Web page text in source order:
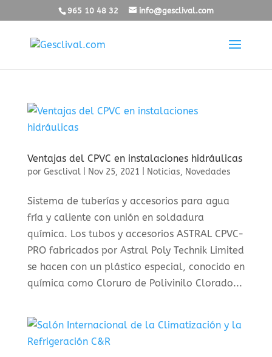
965 10 48 32 info@gesclival.com
Ventajas del CPVC en instalaciones hidráulicas
por Gesclival| Nov 25, 2021 Noticias, Novedades
Sistema de tuberías y accesorios para agua
fría y caliente con unión en soldadura
química. Los tubos y accesorios ASTRAL CPVC-
PRO fabricados por Astral Poly Technik Limited
se hacen con un plástico especial, conocido en
química como Cloruro de Polivinilo Clorado...